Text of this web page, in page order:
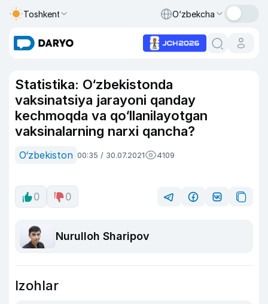
Toshkent O‘zbekcha
Statistika: O‘zbekistonda
vaksinatsiya jarayoni qanday
kechmoqda va qo‘llanilayotgan
vaksinalarning narxi qancha?
O‘zbekiston 00:35 / 30.07.2021 4109
0 0
Nurulloh Sharipov
Izohlar